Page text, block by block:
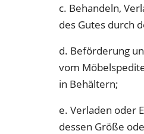
c. Behandeln,
des Gutes durch
d. Beförderung
vom
in Behältern;
e. Verladen oder
dessen Größe